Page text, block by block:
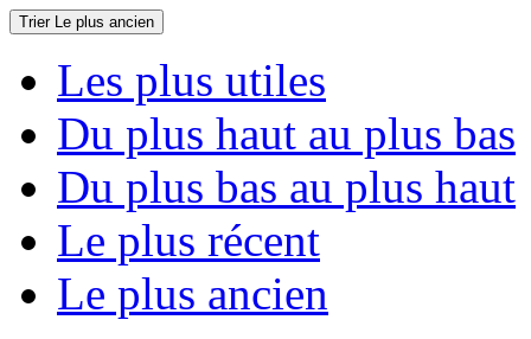
Trier Le plus ancien
Les plus utiles
Du plus haut au plus bas
Du plus bas au plus haut
Le plus récent
Le plus ancien